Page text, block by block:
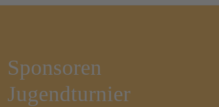
Sponsoren
Jugendturnier